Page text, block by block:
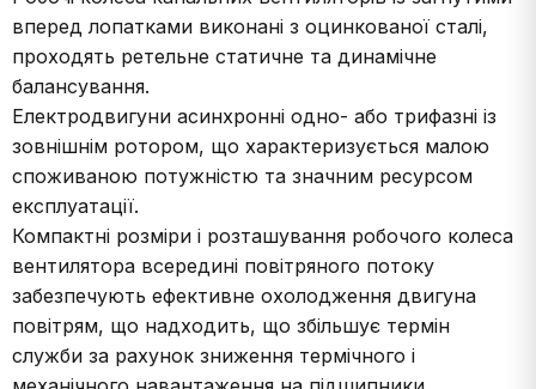
вперед лопатками виконані з оцинкованої сталі,
проходять ретельне статичне та динамічне
балансування.
Електродвигуни асинхронні одно- або трифазні із
зовнішнім ротором, що характеризується малою
споживаною потужністю та значним ресурсом
експлуатації.
Компактні розміри і розташування робочого колеса
вентилятора всередині повітряного потоку
забезпечують ефективне охолодження двигуна
повітрям, що надходить, що збільшує термін
служби за рахунок зниження термічного і